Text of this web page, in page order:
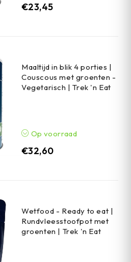
€23,45
Maaltijd in blik 4 porties |
Couscous met groenten -
Vegetarisch | Trek 'n Eat
Op voorraad
€32,60
Wetfood - Ready to eat |
Rundvleesstoofpot met
groenten | Trek 'n Eat